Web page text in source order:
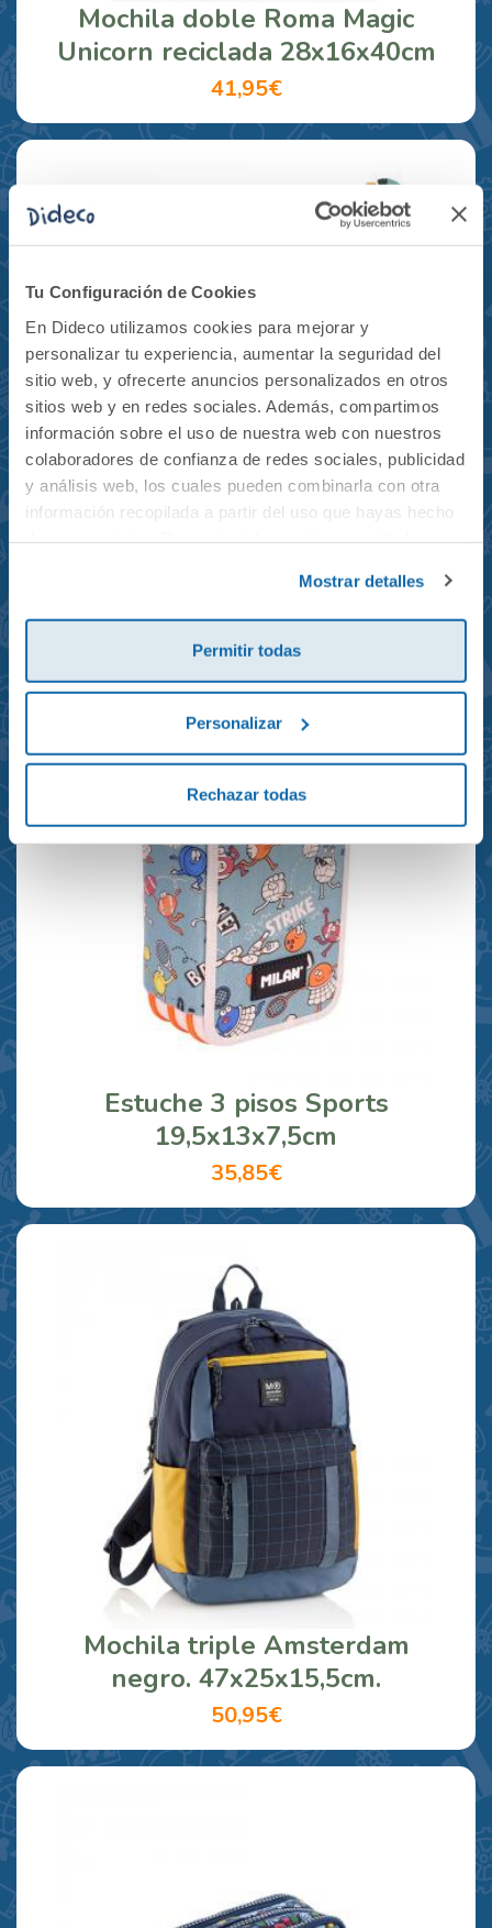
Tu Configuración de Cookies
En Dideco utilizamos cookies para mejorar y
personalizar tu experiencia, aumentar la seguridad del
sitio web, y ofrecerte anuncios personalizados en otros
sitios web y en redes sociales. Además, compartimos
información sobre el uso de nuestra web con nuestros
colaboradores de confianza de redes sociales, publicidad
y análisis web, los cuales pueden combinarla con otra
información recopilada a partir del uso que hayas hecho
Mostrar detalles
Permitir todas
Personalizar
Rechazar todas
Mochila doble Roma Magic
Unicorn reciclada 28x16x40cm
41,95€
reciclada 21x10x28cm
23,95€
Estuche 3 pisos Sports
19,5x13x7,5cm
35,85€
Mochila triple Amsterdam
negro. 47x25x15,5cm.
50,95€